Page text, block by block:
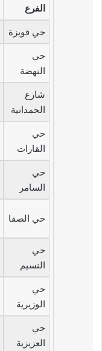
الفرع
حي قويزة
حي
النهضة
شارع
الحمدانية
حي
القارات
حي
السامر
حي الصفا
حي
النسيم
حي
الوزيرية
حي
العزيزية